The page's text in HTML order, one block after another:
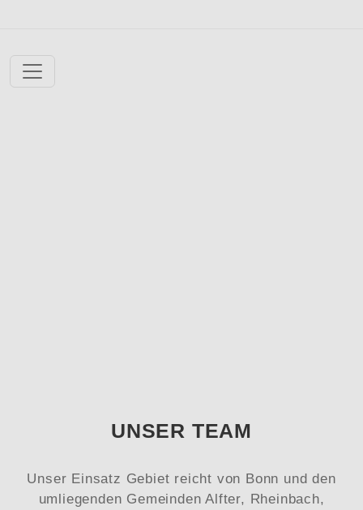
UNSER TEAM
Unser Einsatz Gebiet reicht von Bonn und den
umliegenden Gemeinden Alfter, Rheinbach,